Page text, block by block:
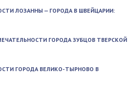
ЛОЗАННЫ — ГОРОДА В ШВЕЙЦАРИИ:
ГОРОДА ЗУБЦОВ ТВЕРСКОЙ
ГОРОДА ВЕЛИКО-ТЫРНОВО В